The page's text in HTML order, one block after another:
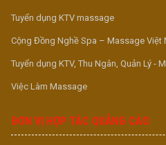
Tuyển dụng KTV massage
Cộng Đồng Nghề Spa – Massage Việt
Tuyển dụng KTV, Thu Ngân, Quản Lý -
Việc Làm Massage
ĐƠN VỊ HỢP TÁC QUẢNG CÁO